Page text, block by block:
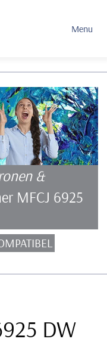
Menu
&
MFCJ 6925
DW